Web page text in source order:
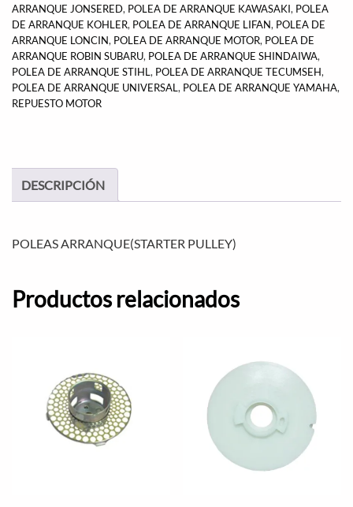
ARRANQUE JONSERED, POLEA DE ARRANQUE KAWASAKI, POLEA
DE ARRANQUE KOHLER, POLEA DE ARRANQUE LIFAN, POLEA DE
ARRANQUE LONCIN, POLEA DE ARRANQUE MOTOR, POLEA DE
ARRANQUE ROBIN SUBARU, POLEA DE ARRANQUE SHINDAIWA,
POLEA DE ARRANQUE STIHL, POLEA DE ARRANQUE TECUMSEH,
POLEA DE ARRANQUE UNIVERSAL, POLEA DE ARRANQUE YAMAHA,
REPUESTO MOTOR
DESCRIPCIÓN
POLEAS ARRANQUE(STARTER PULLEY)
Productos relacionados